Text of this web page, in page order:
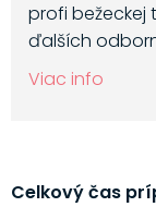
profi bežeckej
ďalších
Viac info
Celkový čas